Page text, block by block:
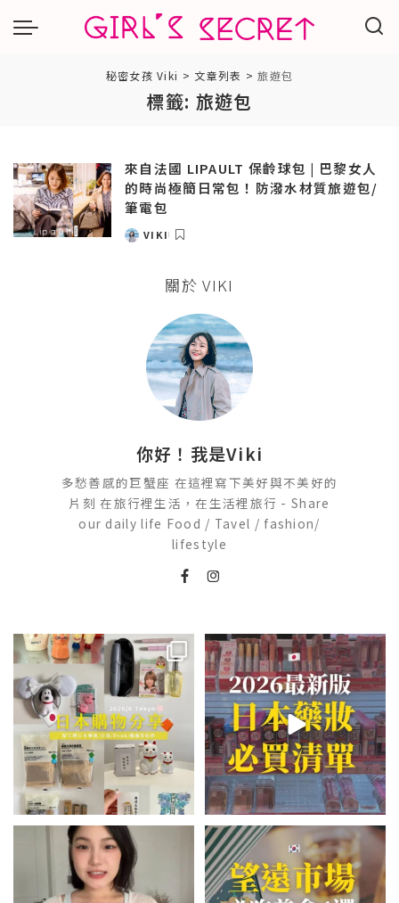
秘密女孩 Viki > 文章列表 >旅遊包
標籤: 旅遊包
來自法國 LIPAULT 保齡球包 | 巴黎女人
的時尚極簡日常包！防潑水材質旅遊包/
筆電包
POSTED
VIKI
關於 VIKI
你好！我是Viki
多愁善感的巨蟹座 在這裡寫下美好與不美好的
片刻 在旅行裡生活，在生活裡旅行 - Share
our daily life Food / Tavel / fashion/
lifestyle
💭留言「免費」傳日本藥妝店/百
貨/機場/Donki/折價券給你...
452 44
2026🇯🇵日本藥妝店必買什麼
日本最近紅什麼？...
123 20
💭留言「美背」傳🔗給你！
🏷️#吉推韓國 🇰🇷
...
48 20
\🇰🇷韓國望遠市場4家必吃美食
😋/
💭留言「望遠市場」傳地址給你
345 59